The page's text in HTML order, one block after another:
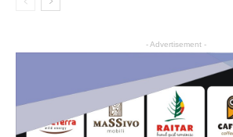
- Advertisement -